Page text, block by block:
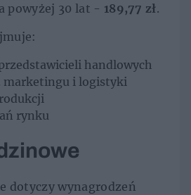
powyżej 30 lat - 189,77 zł.
handlowych
marketingu i logistyki
rynku
dotyczy wynagrodzeń